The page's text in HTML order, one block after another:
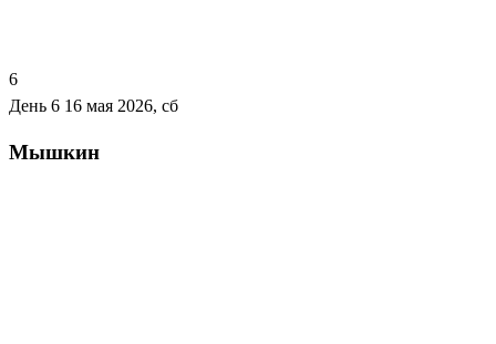
6
День 6 16 мая 2026, сб
Мышкин